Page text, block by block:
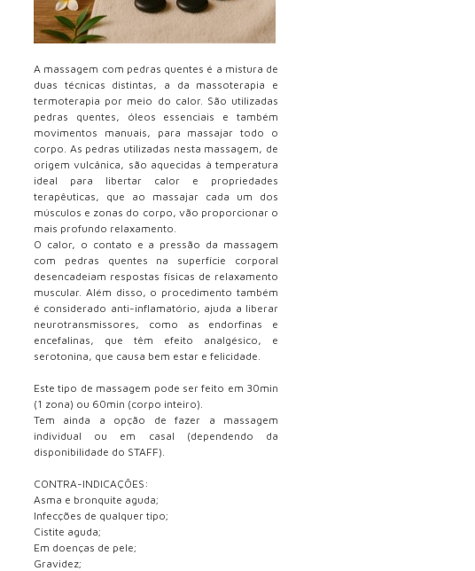
A massagem com pedras quentes é a mistura de
duas técnicas distintas, a da massoterapia e
termoterapia por meio do calor. São utilizadas
pedras quentes, óleos essenciais e também
movimentos manuais, para massajar todo o
corpo. As pedras utilizadas nesta massagem, de
origem vulcânica, são aquecidas à temperatura
ideal para libertar calor e propriedades
terapêuticas, que ao massajar cada um dos
músculos e zonas do corpo, vão proporcionar o
mais profundo relaxamento.
O calor, o contato e a pressão da massagem
com pedras quentes na superfície corporal
desencadeiam respostas físicas de relaxamento
muscular. Além disso, o procedimento também
é considerado anti-inflamatório, ajuda a liberar
neurotransmissores, como as endorfinas e
encefalinas, que têm efeito analgésico, e
serotonina, que causa bem estar e felicidade.
Este tipo de massagem pode ser feito em 30min
(1 zona) ou 60min (corpo inteiro).
Tem ainda a opção de fazer a massagem
individual ou em casal (dependendo da
disponibilidade do STAFF).
CONTRA-INDICAÇÕES:
Asma e bronquite aguda;
Infecções de qualquer tipo;
Cistite aguda;
Em doenças de pele;
Gravidez;